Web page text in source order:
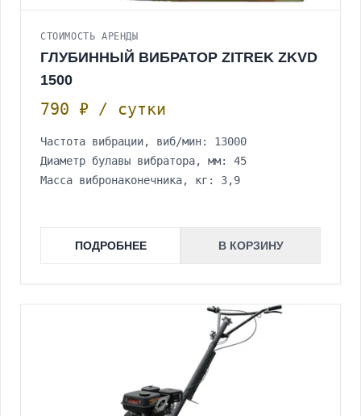
СТОИМОСТЬ АРЕНДЫ
ГЛУБИННЫЙ ВИБРАТОР ZITREK ZKVD
1500
790 ₽ / сутки
Частота вибрации, виб/мин: 13000
Диаметр булавы вибратора, мм: 45
Масса вибронаконечника, кг: 3,9
ПОДРОБНЕЕ В КОРЗИНУ